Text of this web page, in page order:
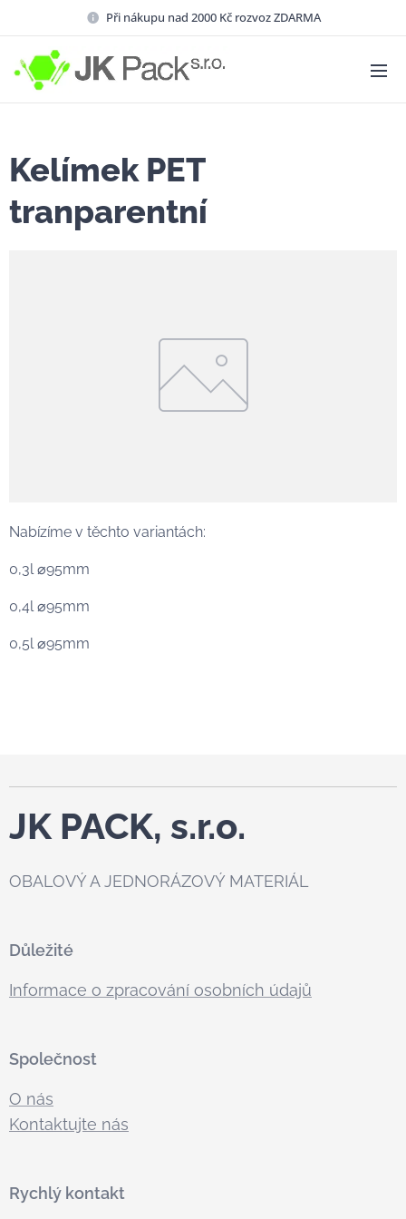
Při nákupu nad 2000 Kč rozvoz ZDARMA
Kelímek PET
tranparentní
Nabízíme v těchto variantách:
0,3l ⌀95mm
0,4l ⌀95mm
0,5l ⌀95mm
JK PACK, s.r.o.
OBALOVÝ A JEDNORÁZOVÝ MATERIÁL
Důležité
Informace o zpracování osobních údajů
Společnost
O nás
Kontaktujte nás
Rychlý kontakt